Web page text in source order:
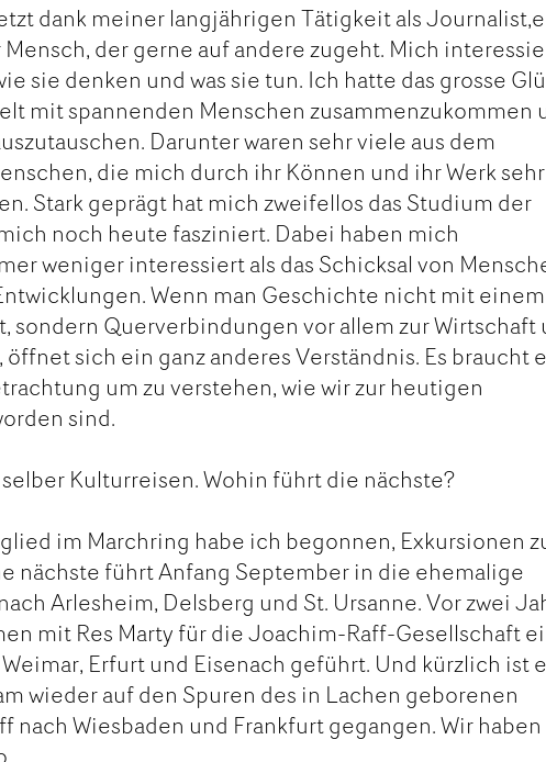
dank meiner langjährigen Tätigkeit als
der gerne auf andere zugeht. Mich
sie denken und was sie tun. Ich hatte das grosse
mit spannenden Menschen zusammenzukommen
Darunter waren sehr viele aus dem
die mich durch ihr Können und ihr Werk sehr
Stark geprägt hat mich zweifellos das Studium der
noch heute fasziniert. Dabei haben mich
weniger interessiert als das Schicksal von
Wenn man Geschichte nicht mit einem
sondern Querverbindungen vor allem zur Wirtschaft
sich ein ganz anderes Verständnis. Es braucht
um zu verstehen, wie wir zur heutigen
sind.
Kulturreisen. Wohin führt die nächste?
im Marchring habe ich begonnen, Exkursionen
nächste führt Anfang September in die ehemalige
Arlesheim, Delsberg und St. Ursanne. Vor zwei
mit Res Marty für die Joachim-Raff-Gesellschaft
Erfurt und Eisenach geführt. Und kürzlich ist
wieder auf den Spuren des in Lachen geborenen
nach Wiesbaden und Frankfurt gegangen. Wir